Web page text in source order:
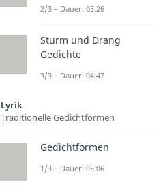
2/3 – Dauer: 05:26
Sturm und Drang
Gedichte
3/3 – Dauer: 04:47
Lyrik
Traditionelle Gedichtformen
Gedichtformen
1/3 – Dauer: 05:06